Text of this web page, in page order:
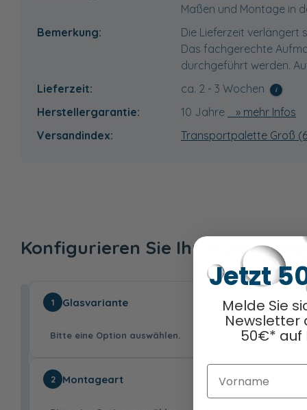
Maßen und Montage in
Bemerkung:
Die Lieferzeit verlängert
Das fachgerechte
durchgeführt werden.
Lieferzeit:
ca. 2 - 3 Wochen i
Herstellergarantie: 10 Jahre
» mehr Infos
Versandindex:
Transportpalette Groß
Konfigurieren Sie Ihr
1 Glasvariante
Bitte eine Option auswählen.
2 Montageart
Jetzt
Melde Sie
Newsletter
50€* auf
Vorname